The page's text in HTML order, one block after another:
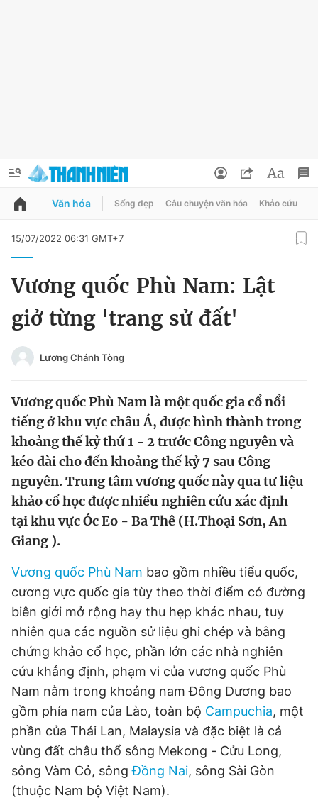
QUẢNG CÁO
Chuyên mục
Chào ngày mới
Tin thị trường Tin 360
Video Magazine
Sản phẩm khác
Tiện ích
Thông tin tòa soạn Liên hệ quảng cáo
Đọc Thanh Niên trên điện thoại
Theo dõi báo trên
Đổi mật khẩu
Tin đã lưu
Văn hóa Sống đẹp Câu chuyện văn hóa Khảo cứu
15/07/2022 06:31 GMT+7
Vương quốc Phù Nam: Lật
giở từng 'trang sử đất'
Lương Chánh Tòng
Vương quốc Phù Nam là một quốc gia cổ nổi
tiếng ở khu vực châu Á, được hình thành trong
khoảng thế kỷ thứ 1 - 2 trước Công nguyên và
kéo dài cho đến khoảng thế kỷ 7 sau Công
nguyên. Trung tâm vương quốc này qua tư liệu
khảo cổ học được nhiều nghiên cứu xác định
tại khu vực Óc Eo - Ba Thê (H.Thoại Sơn, An
Giang ).
Vương quốc Phù Nam bao gồm nhiều tiểu quốc,
cương vực quốc gia tùy theo thời điểm có đường
biên giới mở rộng hay thu hẹp khác nhau, tuy
nhiên qua các nguồn sử liệu ghi chép và bằng
chứng khảo cổ học, phần lớn các nhà nghiên
cứu khẳng định, phạm vi của vương quốc Phù
Nam nằm trong khoảng nam Đông Dương bao
gồm phía nam của Lào, toàn bộ Campuchia, một
phần của Thái Lan, Malaysia và đặc biệt là cả
vùng đất châu thổ sông Mekong - Cửu Long,
sông Vàm Cỏ, sôngĐồng Nai, sông Sài Gòn
(thuộc Nam bộ Việt Nam).